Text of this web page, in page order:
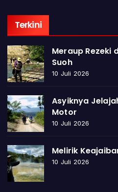
Terkini
Meraup Rezeki
Suoh
10 Juli 2026
Asyiknya
Motor
10 Juli 2026
Melirik
10 Juli 2026